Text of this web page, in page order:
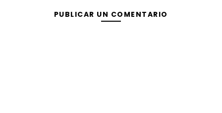
PUBLICAR UN COMENTARIO